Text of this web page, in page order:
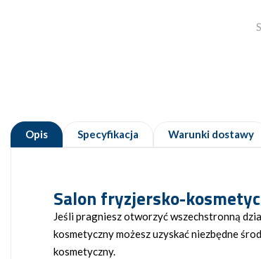
Opis Specyfikacja Warunki dostawy
Salon fryzjersko-
Jeśli pragniesz otworzyć wszechstronną
kosmetyczny możesz uzyskać niezbędne
kosmetyczny.